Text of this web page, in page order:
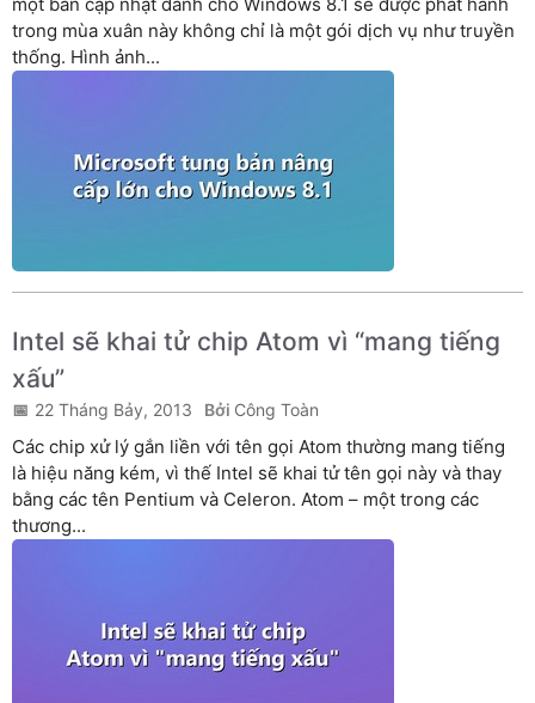
một bản cập nhật dành cho Windows 8.1 sẽ được phát hành
trong mùa xuân này không chỉ là một gói dịch vụ như truyền
thống. Hình ảnh...
Intel sẽ khai tử chip Atom vì “mang tiếng
xấu”
22 Tháng Bảy, 2013 Công Toàn
Các chip xử lý gắn liền với tên gọi Atom thường mang tiếng
là hiệu năng kém, vì thế Intel sẽ khai tử tên gọi này và thay
bằng các tên Pentium và Celeron. Atom – một trong các
thương...